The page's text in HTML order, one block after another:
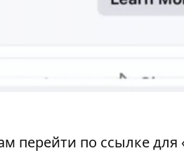
перейти по ссылке для